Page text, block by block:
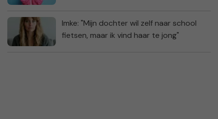
Imke: "Mijn dochter wil zelf naar school
fietsen, maar ik vind haar te jong"